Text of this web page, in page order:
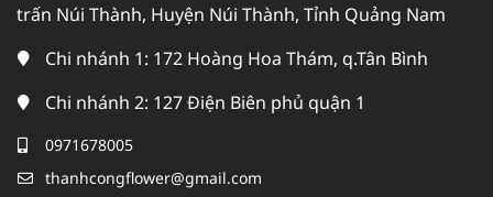
trấn Núi Thành, Huyện Núi Thành, Tỉnh Quảng Nam
Chi nhánh 1: 172 Hoàng Hoa Thám, q.Tân Bình
Chi nhánh 2: 127 Điện Biên phủ quận 1
0971678005
thanhcongflower@gmail.com